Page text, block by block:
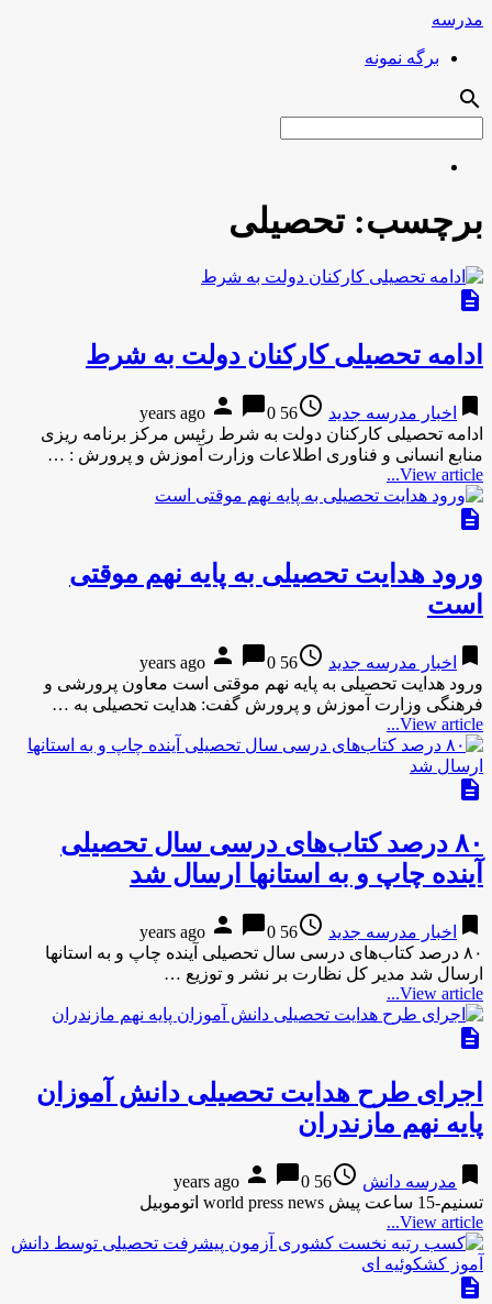
مدرسه
برگه نمونه
search
برچسب:تحصیلی
description
ادامه تحصیلی کارکنان دولت به شرط
bookmark اخبار مدرسه جدید access_time
56 years ago
person chat_bubble0
ادامه تحصیلی کارکنان دولت به شرط رئیس مرکز برنامه ریزی
منابع انسانی و فناوری اطلاعات وزارت آموزش و پرورش : …
View article...
description
ورود هدایت تحصیلی به پایه نهم موقتی
است
bookmark اخبار مدرسه جدید access_time
56 years ago
person chat_bubble0
ورود هدایت تحصیلی به پایه نهم موقتی است معاون پرورشی و
فرهنگی وزارت آموزش و پرورش گفت: هدایت تحصیلی به …
View article...
description
۸۰ درصد کتاب‌های درسی سال تحصیلی
آینده چاپ و به استانها ارسال شد
bookmark اخبار مدرسه جدید access_time
56 years ago
person chat_bubble0
۸۰ درصد کتاب‌های درسی سال تحصیلی آینده چاپ و به استانها
ارسال شد مدیر کل نظارت بر نشر و توزیع …
View article...
description
اجرای طرح هدایت تحصیلی دانش آموزان
پایه نهم مازندران
bookmark مدرسه دانش access_time
56 years ago
person chat_bubble0
تسنیم-15 ساعت پیش world press news اتوموبیل
View article...
description